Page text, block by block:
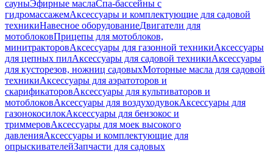
сауныЭфирные маслаСпа-бассейны с
гидромассажемАксессуары и комплектующие для садовой
техникиНавесное оборудованиеДвигатели для
мотоблоковПрицепы для мотоблоков,
минитракторовАксессуары для газонной техникиАксессуары
для цепных пилАксессуары для садовой техникиАксессуары
для кусторезов, ножниц садовыхМоторные масла для садовой
техникиАксессуары для аэратоторов и
скарификаторовАксессуары для культиваторов и
мотоблоковАксессуары для воздуходувокАксессуары для
газонокосилокАксессуары для бензокос и
триммеровАксессуары для моек высокого
давленияАксессуары и комплектующие для
опрыскивателейЗапчасти для садовых